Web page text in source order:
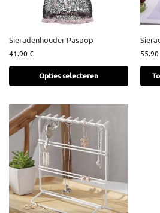
Sieradenhouder Paspop
41.90€
Opties selecteren
55.90